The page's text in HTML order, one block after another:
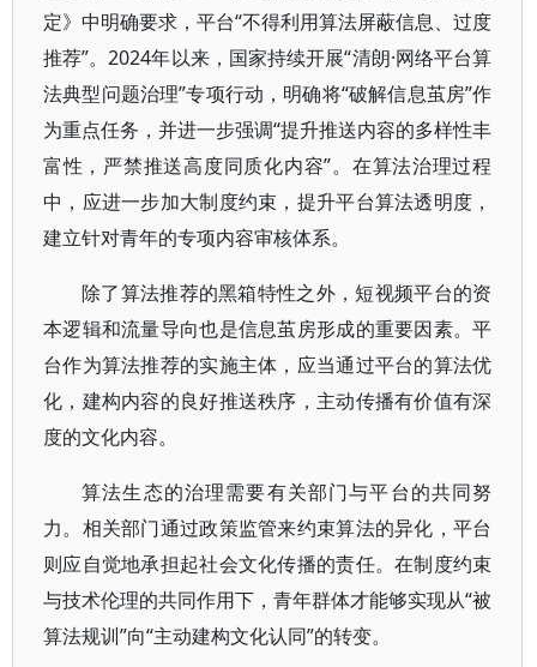
定》中明确要求，平台“不得利用算法屏蔽信息、过度
推荐”。2024年以来，国家持续开展“清朗·网络平台算
法典型问题治理”专项行动，明确将“破解信息茧房”作
为重点任务，并进一步强调“提升推送内容的多样性丰
富性，严禁推送高度同质化内容”。在算法治理过程
中，应进一步加大制度约束，提升平台算法透明度，
建立针对青年的专项内容审核体系。
除了算法推荐的黑箱特性之外，短视频平台的资
本逻辑和流量导向也是信息茧房形成的重要因素。平
台作为算法推荐的实施主体，应当通过平台的算法优
化，建构内容的良好推送秩序，主动传播有价值有深
度的文化内容。
算法生态的治理需要有关部门与平台的共同努
力。相关部门通过政策监管来约束算法的异化，平台
则应自觉地承担起社会文化传播的责任。在制度约束
与技术伦理的共同作用下，青年群体才能够实现从“被
算法规训”向“主动建构文化认同”的转变。